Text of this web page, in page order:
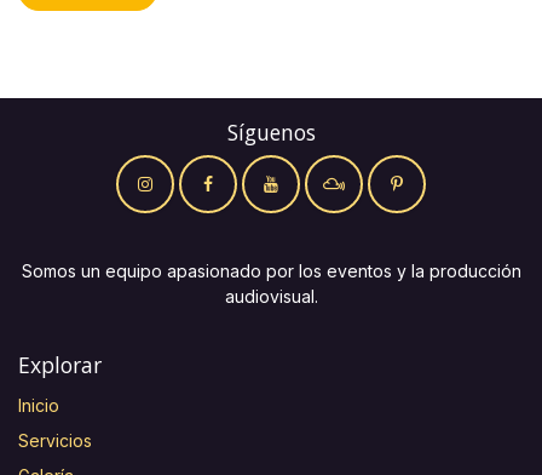
Síguenos
Somos un equipo apasionado por los eventos y la producción
audiovisual.
Explorar
Inicio
Servicios